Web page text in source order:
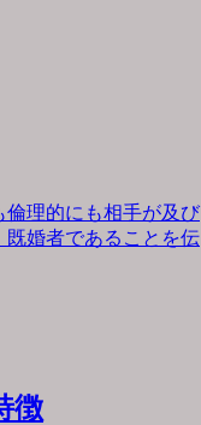
理的にも相手が及び
婚者であることを伝
徴